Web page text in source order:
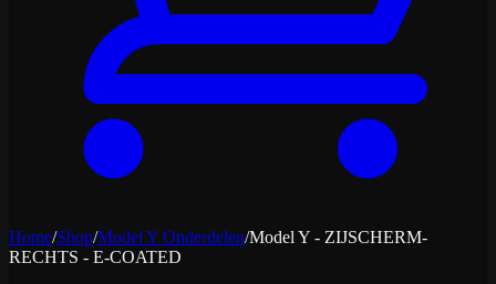
Home/Shop/Model Y Onderdelen/Model Y - ZIJSCHERM-
RECHTS - E-COATED